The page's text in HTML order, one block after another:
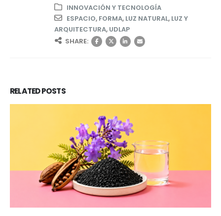
INNOVACIÓN Y TECNOLOGÍA
ESPACIO, FORMA, LUZ NATURAL, LUZ Y
ARQUITECTURA, UDLAP
SHARE:
RELATEDPOSTS